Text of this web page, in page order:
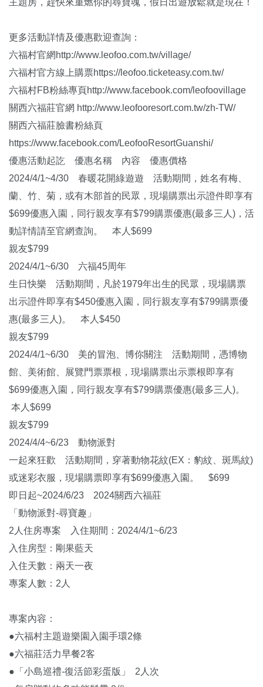
更多活動詳情及優惠歡迎查詢：
六福村官網http://www.leofoo.com.tw/village/
六福村官方線上購票https://leofoo.ticketeasy.com.tw/
六福村FB粉絲專頁http://www.facebook.com/leofoovillage
關西六福莊官網 http://www.leofooresort.com.tw/zh-TW/
關西六福莊臉書粉絲頁
https://www.facebook.com/LeofooResortGuanshi/
優惠活動起訖 優惠名稱 內容 優惠價格
2024/4/1~4/30 春暖花開綠遊遊 活動期間，姓名有梅、
蘭、竹、菊，或有木部首的民眾，現場購票出示證件即享有
$699優惠入園，同行親友享有$799購票優惠(最多三人)，活
動詳情請至官網查詢。 本人$699
親友$799
2024/4/1~6/30 六福45周年
生日快樂 活動期間，凡於1979年出生的民眾，現場購票
出示證件即享有$450優惠入園，同行親友享有$799購票優
惠(最多三人)。 本人$450
親友$799
2024/4/1~6/30 美的冒泡、博你關注 活動期間，憑博物
館、美術館、展覽門票票根，現場購票出示票根即享有
$699優惠入園，同行親友享有$799購票優惠(最多三人)。
本人$699
親友$799
2024/4/4~6/23 動物派對
一起來狂歡 活動期間，穿著動物花紋(EX：豹紋、斑馬紋)
或迷彩衣服，現場購票即享有$699優惠入園。 $699
即日起~2024/6/23 2024關西六福莊
「動物派對-尋寶趣」
2人住房專案 入住期間：2024/4/1~6/23
入住房型：剛果藍天
入住天數：兩天一夜
專案人數：2人
專案內容：
●六福村主題遊樂園入園手環2條
●六福莊活力早餐2客
●「小島巡禮-復活節彩蛋版」 2人次